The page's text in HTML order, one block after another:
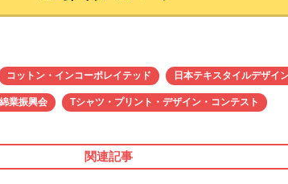
コットン・インコーポレイテッド 日本テキスタイルデザイ
業振興会 Tシャツ・プリント・デザイン・コンテスト
関連記事